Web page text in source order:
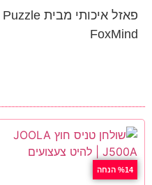
פאזל איכותי מבית
FoxMind
%14 הנחה